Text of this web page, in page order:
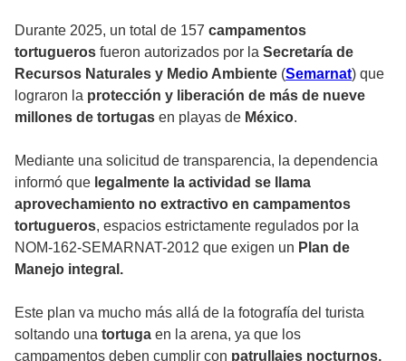
Durante 2025, un total de 157 campamentos
tortugueros fueron autorizados por la Secretaría de
Recursos Naturales y Medio Ambiente (Semarnat) que
lograron la protección y liberación de más de nueve
millones de tortugas en playas de México.
Mediante una solicitud de transparencia, la dependencia
informó que legalmente la actividad se llama
aprovechamiento no extractivo en campamentos
tortugueros, espacios estrictamente regulados por la
NOM-162-SEMARNAT-2012 que exigen un Plan de
Manejo integral.
Este plan va mucho más allá de la fotografía del turista
soltando una tortuga en la arena, ya que los
campamentos deben cumplir con patrullajes nocturnos,